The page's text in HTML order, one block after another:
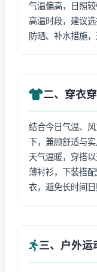
气温偏高，日照
高温时段，建议
防晒、补水措施，
二、穿衣
结合今日气温、
下，兼顾舒适与实
天气温暖，穿搭
薄衬衫，下装搭
衣，避免长时间日
三、户外运